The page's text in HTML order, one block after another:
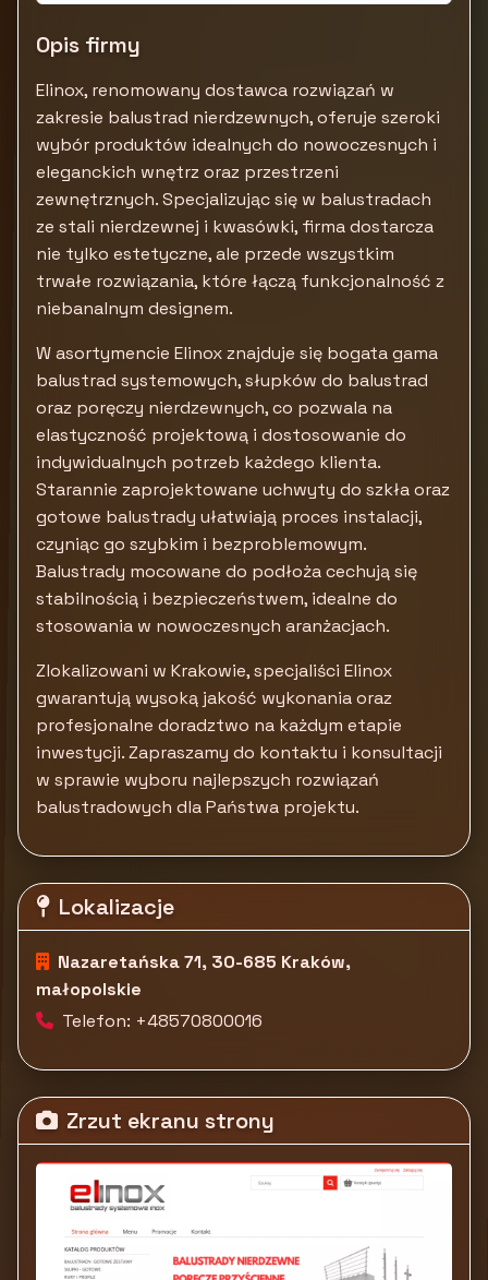
Opis firmy
Elinox, renomowany dostawca rozwiązań w
zakresie balustrad nierdzewnych, oferuje szeroki
wybór produktów idealnych do nowoczesnych i
eleganckich wnętrz oraz przestrzeni
zewnętrznych. Specjalizując się w balustradach
ze stali nierdzewnej i kwasówki, firma dostarcza
nie tylko estetyczne, ale przede wszystkim
trwałe rozwiązania, które łączą funkcjonalność z
niebanalnym designem.
W asortymencie Elinox znajduje się bogata gama
balustrad systemowych, słupków do balustrad
oraz poręczy nierdzewnych, co pozwala na
elastyczność projektową i dostosowanie do
indywidualnych potrzeb każdego klienta.
Starannie zaprojektowane uchwyty do szkła oraz
gotowe balustrady ułatwiają proces instalacji,
czyniąc go szybkim i bezproblemowym.
Balustrady mocowane do podłoża cechują się
stabilnością i bezpieczeństwem, idealne do
stosowania w nowoczesnych aranżacjach.
Zlokalizowani w Krakowie, specjaliści Elinox
gwarantują wysoką jakość wykonania oraz
profesjonalne doradztwo na każdym etapie
inwestycji. Zapraszamy do kontaktu i konsultacji
w sprawie wyboru najlepszych rozwiązań
balustradowych dla Państwa projektu.
Lokalizacje
Nazaretańska 71, 30-685 Kraków,
małopolskie
Telefon: +48570800016
Zrzut ekranu strony